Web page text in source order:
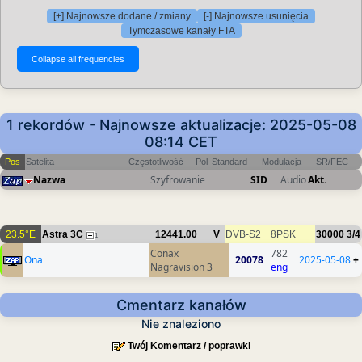
[+] Najnowsze dodane / zmiany
[-] Najnowsze usunięcia
Tymczasowe kanały FTA
1 rekordów - Najnowsze aktualizacje: 2025-05-08
08:14 CET
Pos Satelita Częstotliwość Pol Standard Modulacja SR/FEC
Nazwa Szyfrowanie SID AudioAkt.
23.5°E Astra 3C 1 12441.00 V DVB-S2 8PSK 30000 3/4
Ona
Conax
Nagravision 3
20078 782
eng
2025-05-08+
Cmentarz kanałów
Nie znaleziono
Twój Komentarz / poprawki